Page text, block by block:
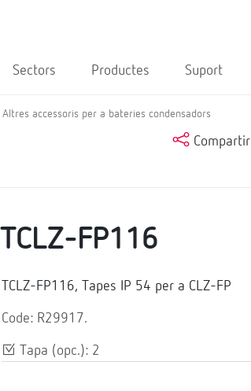
Sectors Productes Suport
Altres accessoris per a bateries condensadors
Compartir
TCLZ-FP116
TCLZ-FP116, Tapes IP 54 per a CLZ-FP
Code: R29917.
Tapa (opc.): 2